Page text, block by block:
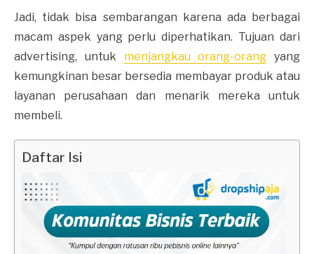
Jadi, tidak bisa sembarangan karena ada berbagai
macam aspek yang perlu diperhatikan. Tujuan dari
advertising, untuk menjangkau orang-orang yang
kemungkinan besar bersedia membayar produk atau
layanan perusahaan dan menarik mereka untuk
membeli.
Daftar Isi